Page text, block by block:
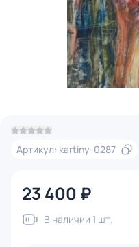
Артикул: kartiny-0287
23 400 ₽
В наличии 1 шт.